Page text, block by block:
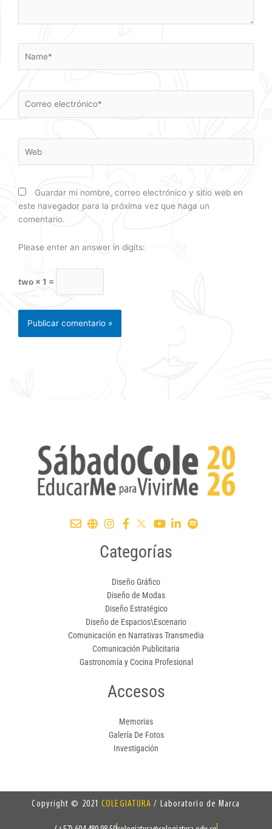
electrónico*
Guardar mi nombre, correo electrónico y sitio web en
este navegador para la próxima vez que haga un
comentario.
Please enter an answer in digits:
two × 1 =
Categorías
Diseño Gráfico
Diseño de Modas
Diseño Estratégico
Diseño de Espacios\Escenario
Comunicación en Narrativas Transmedia
Comunicación Publicitaria
Gastronomía y Cocina Profesional
Accesos
Memorias
Galería De Fotos
Investigación
Copyright © 2021COLEGIATURA / Laboratorio de Marca